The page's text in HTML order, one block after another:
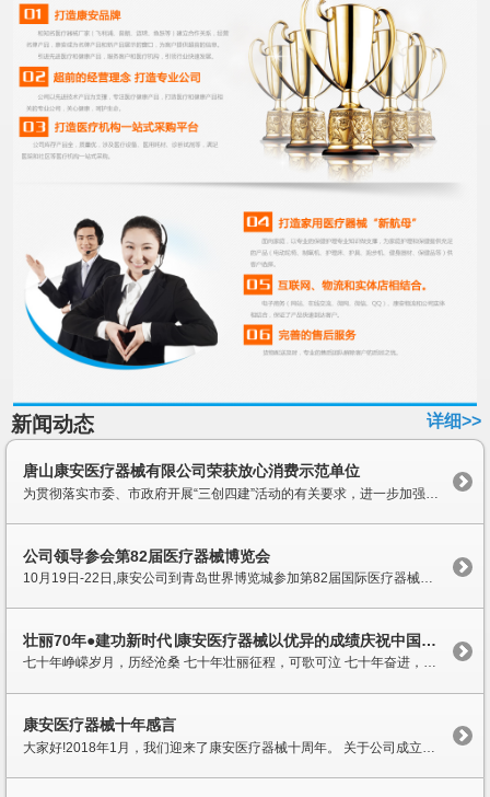
新闻动态 详细>>
唐山康安医疗器械有限公司荣获放心消费示范单位
公司领导参会第82届医疗器械博览会
10月19日-22日,康安公司到青岛世界博览城参加第82届国际医疗器械博览会,会上,邢经理对各个展厅各个参展商的产品进行了详细的参观,针对客户的需求,对相应的产品进行了考察,尤其对新产品的发布会进行了认真的观看和详细了解,还会见了相关厂家的重要领导,通过参加会展,对康安医疗器械的进一步市...
壮丽70年●建功新时代∣康安医疗器械以优异的成绩庆祝中国70华诞
七十年峥嵘岁月，历经沧桑 七十年壮丽征程，可歌可泣 七十年奋进，我们谱写一首恢弘史诗 七十年追梦，我们创造一个伟大奇迹 在祖国生日来临之际，康安医疗器械也迎来十二周年。 十二年来，康安不断奋进，取得了长足进展，我代表康安对多年来一直关心、支持康安发展的新老客户表示 衷心的感谢...
康安医疗器械十年感言